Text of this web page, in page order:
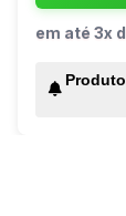
em até 3x